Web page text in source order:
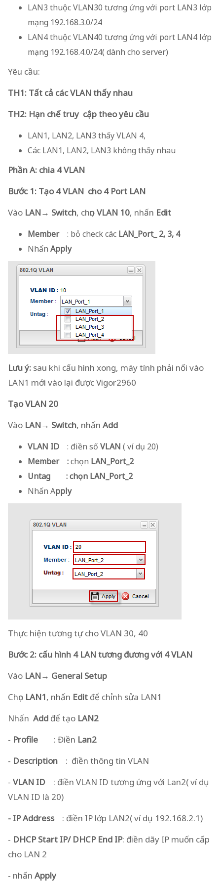
LAN3 thuộc VLAN30 tương ứng với port LAN3 lớp
mạng 192.168.3.0/24
LAN4 thuộc VLAN40 tương ứng với port LAN4 lớp
mạng 192.168.4.0/24( dành cho server)
Yêu cầu:
TH1: Tất cả các VLAN thấy nhau
TH2: Hạn chế truy cập theo yêu cầu
LAN1, LAN2, LAN3 thấy VLAN 4,
Các LAN1, LAN2, LAN3 không thấy nhau
Phần A: chia 4 VLAN
Bước 1: Tạo 4 VLAN cho 4 Port LAN
Vào LAN→ Switch, chọnVLAN 10, nhấn Edit
Member : bỏ check các LAN_Port_ 2, 3, 4
Nhấn Apply
Lưu ý: sau khi cấu hình xong, máy tính phải nối vào
LAN1 mới vào lại được Vigor2960
Tạo VLAN 20
Vào LAN→ Switch, nhấn Add
VLAN ID : điền số VLAN ( ví dụ 20)
Member
:chọn LAN_Port_2
Untag
: chọn LAN_Port_2
Nhấn Apply
Thực hiện tương tự cho VLAN 30, 40
Bước 2: cấu hình 4 LAN tương đương với 4 VLAN
Vào LAN→ General Setup
Chọn LAN1, nhấn Edit để chỉnh sửa LAN1
Nhấn Add để tạo LAN2
- Profile : Điền Lan2
- Description
: điền thông tin VLAN
- VLAN ID
: điền VLAN ID tương ứng với Lan2( ví dụ
VLAN ID là 20)
- IP Address
: điền IP lớp LAN2( ví dụ 192.168.2.1)
- DHCP Start IP/ DHCP End IP: điền dãy IP muốn cấp
cho LAN 2
- nhấn Apply